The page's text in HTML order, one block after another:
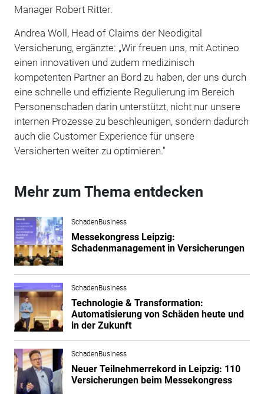
Manager Robert Ritter.
Andrea Woll, Head of Claims der Neodigital
Versicherung, ergänzte: „Wir freuen uns, mit Actineo
einen innovativen und zudem medizinisch
kompetenten Partner an Bord zu haben, der uns durch
eine schnelle und effiziente Regulierung im Bereich
Personenschaden darin unterstützt, nicht nur unsere
internen Prozesse zu beschleunigen, sondern dadurch
auch die Customer Experience für unsere
Versicherten weiter zu optimieren."
Mehr zum Thema entdecken
SchadenBusiness
Messekongress Leipzig:
Schadenmanagement in Versicherungen
SchadenBusiness
Technologie & Transformation:
Automatisierung von Schäden heute und
in der Zukunft
SchadenBusiness
Neuer Teilnehmerrekord in Leipzig: 110
Versicherungen beim Messekongress